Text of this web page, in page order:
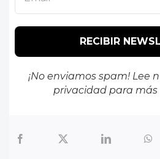
¡No enviamos spam! Lee
privacidadpara más